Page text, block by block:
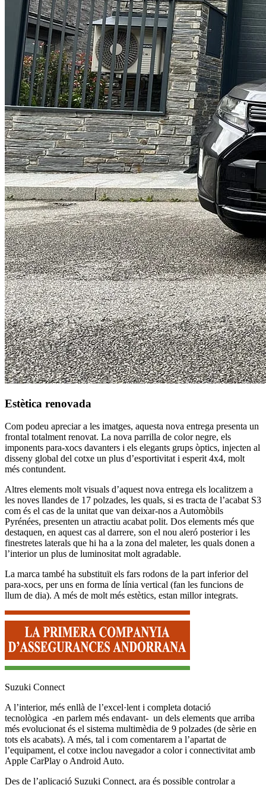
Estètica renovada
Com podeu apreciar a les imatges, aquesta nova entrega presenta un
frontal totalment renovat. La nova parrilla de color negre, els
imponents para-xocs davanters i els elegants grups òptics, injecten al
disseny global del cotxe un plus d’esportivitat i esperit 4x4, molt
més contundent.
Altres elements molt visuals d’aquest nova entrega els localitzem a
les noves llandes de 17 polzades, les quals, si es tracta de l’acabat S3
com és el cas de la unitat que van deixar-nos a Automòbils
Pyrénées, presenten un atractiu acabat polit. Dos elements més que
destaquen, en aquest cas al darrere, son el nou aleró posterior i les
finestretes laterals que hi ha a la zona del maleter, les quals donen a
l’interior un plus de luminositat molt agradable.
La marca també ha substituït els fars rodons de la part inferior del
para-xocs, per uns en forma de línia vertical (fan les funcions de
llum de dia). A més de molt més estètics, estan millor integrats.
Suzuki Connect
A l’interior, més enllà de l’excel·lent i completa dotació
tecnològica -en parlem més endavant- un dels elements que arriba
més evolucionat és el sistema multimèdia de 9 polzades (de sèrie en
tots els acabats). A més, tal i com comentarem a l’apartat de
l’equipament, el cotxe inclou navegador a color i connectivitat amb
Apple CarPlay o Android Auto.
Des de l’aplicació Suzuki Connect, ara és possible controlar a